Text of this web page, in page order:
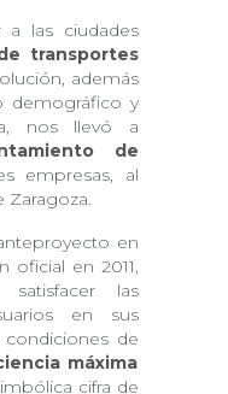
a las ciudades
transportes
además
demográfico y
nos llevó a
de
empresas, al
Zaragoza.
en
oficial en 2011,
las
en sus
de
máxima
cifra de